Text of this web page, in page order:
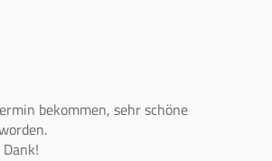
bekommen, sehr schöne